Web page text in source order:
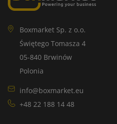
Boxmarket Sp. z o.o.
Świętego Tomasza 4
05-840 Brwinów
Polonia
info@boxmarket.eu
+48 22 188 14 48